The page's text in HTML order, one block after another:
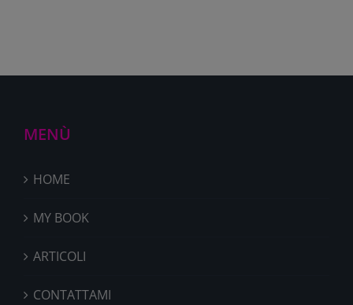
MENÙ
HOME
MY BOOK
ARTICOLI
CONTATTAMI